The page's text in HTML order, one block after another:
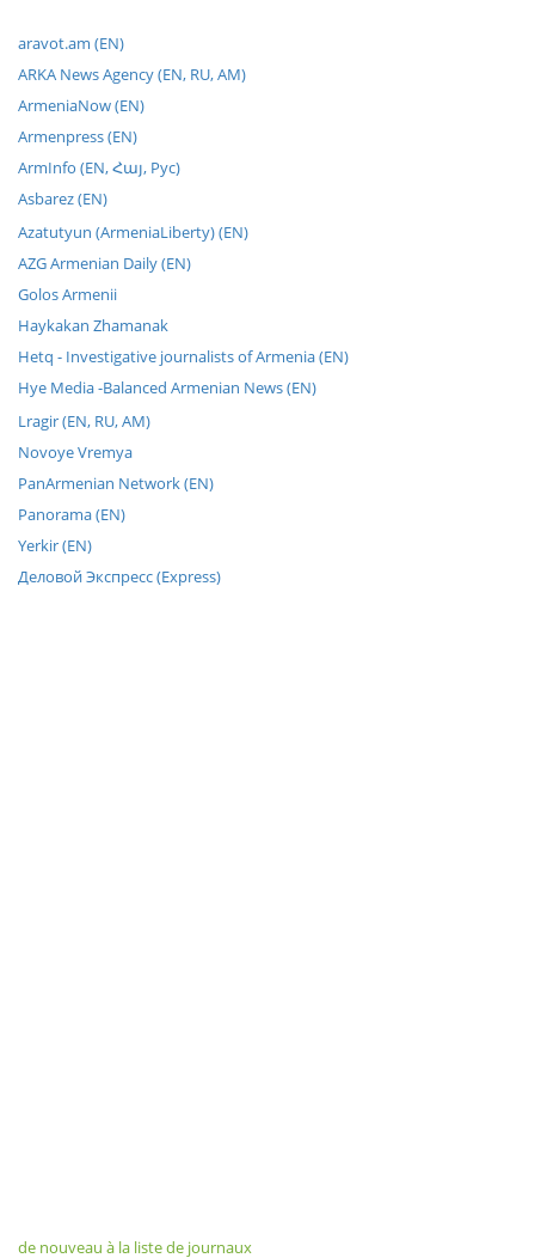
aravot.am (EN)
ARKA News Agency (EN, RU, AM)
ArmeniaNow (EN)
Armenpress (EN)
ArmInfo (EN, Հայ, Рус)
Asbarez (EN)
Azatutyun (ArmeniaLiberty) (EN)
AZG Armenian Daily (EN)
Golos Armenii
Haykakan Zhamanak
Hetq - Investigative journalists of Armenia (EN)
Hye Media -Balanced Armenian News (EN)
Lragir (EN, RU, AM)
Novoye Vremya
PanArmenian Network (EN)
Panorama (EN)
Yerkir (EN)
Деловой Экспресс (Express)
de nouveau à la liste de journaux